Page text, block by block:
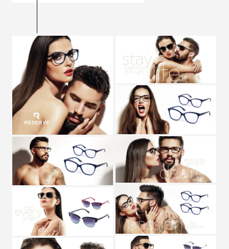
Zobrazit detail
Zobrazit detail
Zobrazit detail
Zobrazit detail
Zobrazit detail